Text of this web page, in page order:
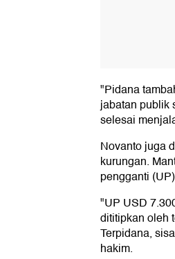
"Pidana
jabatan publik
selesai
Novanto juga
kurungan.
pengganti
"UP USD
dititipkan oleh
Terpidana,
hakim.